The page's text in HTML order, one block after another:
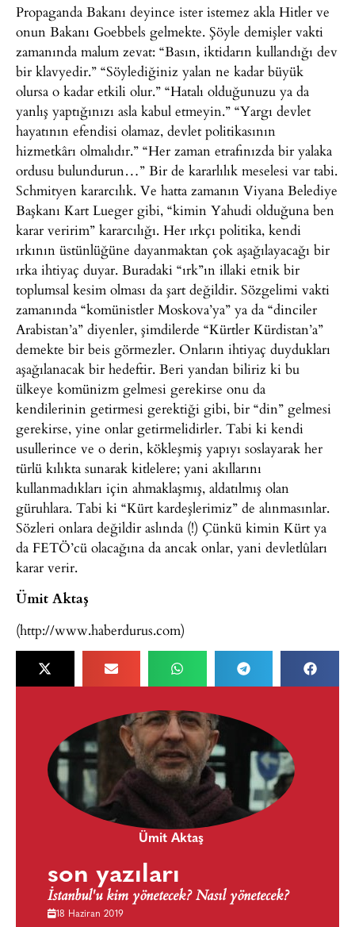
Propaganda Bakanı deyince ister istemez akla Hitler ve
onun Bakanı Goebbels gelmekte. Şöyle demişler vakti
zamanında malum zevat: “Basın, iktidarın kullandığı dev
bir klavyedir.” “Söylediğiniz yalan ne kadar büyük
olursa o kadar etkili olur.” “Hatalı olduğunuzu ya da
yanlış yaptığınızı asla kabul etmeyin.” “Yargı devlet
hayatının efendisi olamaz, devlet politikasının
hizmetkârı olmalıdır.” “Her zaman etrafınızda bir yalaka
ordusu bulundurun…” Bir de kararlılık meselesi var tabi.
Schmityen kararcılık. Ve hatta zamanın Viyana Belediye
Başkanı Kart Lueger gibi, “kimin Yahudi olduğuna ben
karar veririm” kararcılığı. Her ırkçı politika, kendi
ırkının üstünlüğüne dayanmaktan çok aşağılayacağı bir
ırka ihtiyaç duyar. Buradaki “ırk”ın illaki etnik bir
toplumsal kesim olması da şart değildir. Sözgelimi vakti
zamanında “komünistler Moskova’ya” ya da “dinciler
Arabistan’a” diyenler, şimdilerde “Kürtler Kürdistan’a”
demekte bir beis görmezler. Onların ihtiyaç duydukları
aşağılanacak bir hedeftir. Beri yandan biliriz ki bu
ülkeye komünizm gelmesi gerekirse onu da
kendilerinin getirmesi gerektiği gibi, bir “din” gelmesi
gerekirse, yine onlar getirmelidirler. Tabi ki kendi
usullerince ve o derin, kökleşmiş yapıyı soslayarak her
türlü kılıkta sunarak kitlelere; yani akıllarını
kullanmadıkları için ahmaklaşmış, aldatılmış olan
güruhlara. Tabi ki “Kürt kardeşlerimiz” de alınmasınlar.
Sözleri onlara değildir aslında (!) Çünkü kimin Kürt ya
da FETÖ’cü olacağına da ancak onlar, yani devletlûları
karar verir.
Ümit Aktaş
(http://www.haberdurus.com)
Ümit Aktaş
son yazıları
İstanbul'u kim yönetecek? Nasıl yönetecek?
18 Haziran 2019